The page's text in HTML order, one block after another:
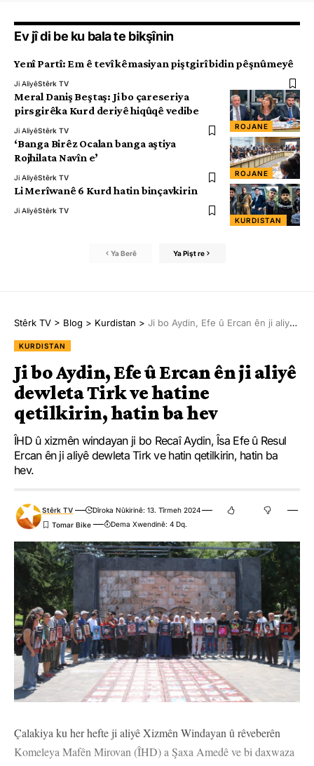
Ev jî di be ku bala te bikşînin
Yenî Partî: Em ê tevî kêmasiyan piştgirî bidin pêşnûmeyê
Ji AliyêStêrk TV
ROJANE
Meral Daniş Beştaş: Ji bo çareseriya
pirsgirêka Kurd deriyê hiqûqê vedibe
Ji AliyêStêrk TV
ROJANE
‘Banga Birêz Ocalan banga aştiya
Rojhilata Navîn e’
Ji AliyêStêrk TV
KURDISTAN
Li Merîwanê 6 Kurd hatin binçavkirin
Ji AliyêStêrk TV
Ya Berê Ya Pişt re
Stêrk TV > Blog > Kurdistan > Ji bo Aydin, Efe û Ercan ên ji aliyê dewleta Tirk ve hatine qetilkirin, hatin ba hev
KURDISTAN
Ji bo Aydin, Efe û Ercan ên ji aliyê
dewleta Tirk ve hatine
qetilkirin, hatin ba hev
ÎHD û xizmên windayan ji bo Recaî Aydin, Îsa Efe û Resul
Ercan ên ji aliyê dewleta Tirk ve hatin qetilkirin, hatin ba
hev.
Stêrk TV
Dîroka Nûkirinê: 13. Tîrmeh 2024
Dema Xwendinê: 4 Dq.
Çalakiya ku her hefte ji aliyê Xizmên Windayan û rêveberên
Komeleya Mafên Mirovan (ÎHD) a Şaxa Amedê ve bi daxwaza